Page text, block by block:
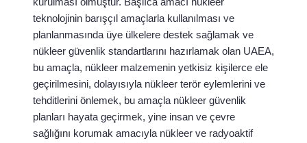
teknolojinin barışçıl amaçlarla kullanılması ve
planlanmasında üye ülkelere destek sağlamak ve
nükleer güvenlik standartlarını hazırlamak olan UAEA,
bu amaçla, nükleer malzemenin yetkisiz kişilerce ele
geçirilmesini, dolayısıyla nükleer terör eylemlerini ve
tehditlerini önlemek, bu amaçla nükleer güvenlik
planları hayata geçirmek, yine insan ve çevre
sağlığını korumak amacıyla nükleer ve radyoaktif